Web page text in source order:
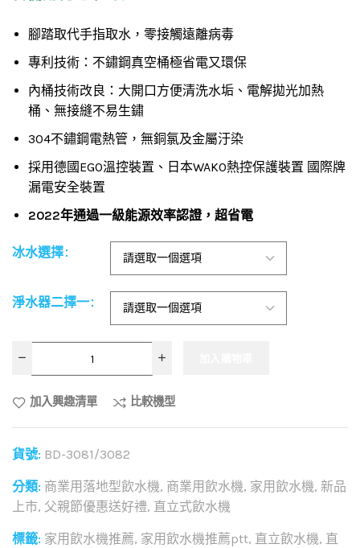
腳踏取代手指取水，零接觸遠離病毒
專利技術：不鏽鋼真空桶極省電又環保
內桶技術改良：大開口方便清洗水垢、電解拋光加熱
桶、無接縫不易生鏽
304不鏽鋼電熱管，無銅氯及金屬汙染
採用德國EGO溫控裝置、日本WAKO熱控保護裝置 國際牌
漏電安全裝置
2022年通過一級能源效率認證，超省電
冰水選擇
淨水器二擇一
加入興趣清單 比較機型
貨號: BD-3081/3082
分類: 商業用落地型飲水機, 商業用飲水機, 家用飲水機, 新品
上市, 父親節優惠送好禮, 直立式飲水機
標籤: 家用飲水機推薦, 家用飲水機推薦ptt, 直立飲水機, 直